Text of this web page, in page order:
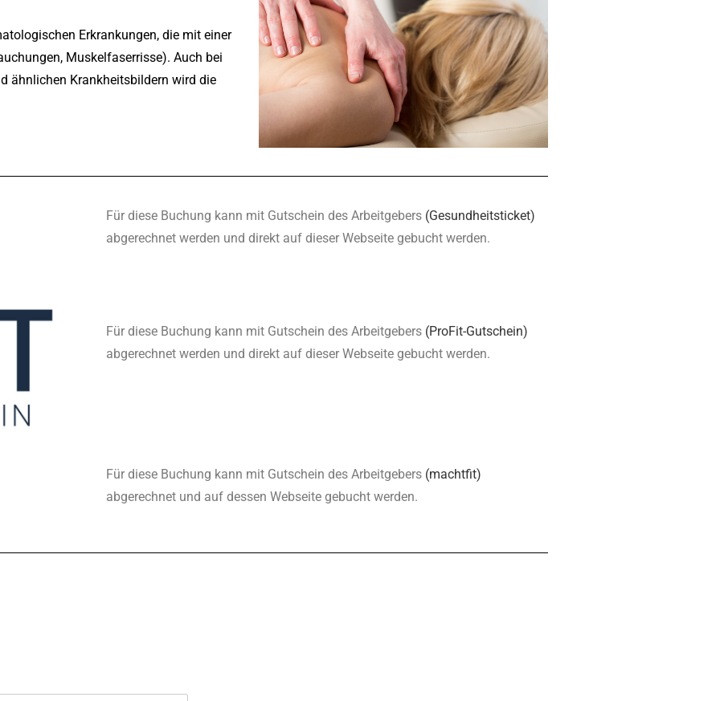
Erkrankungen, die mit einer
Muskelfaserrisse). Auch bei
ähnlichen Krankheitsbildern wird die
Für diese Buchung kann mit Gutschein des Arbeitgebers (Gesundheitsticket)
abgerechnet werden und direkt auf dieser Webseite gebucht werden.
Für diese Buchung kann mit Gutschein des Arbeitgebers (ProFit-Gutschein)
abgerechnet werden und direkt auf dieser Webseite gebucht werden.
Für diese Buchung kann mit Gutschein des Arbeitgebers (machtfit)
abgerechnet und auf dessen Webseite gebucht werden.